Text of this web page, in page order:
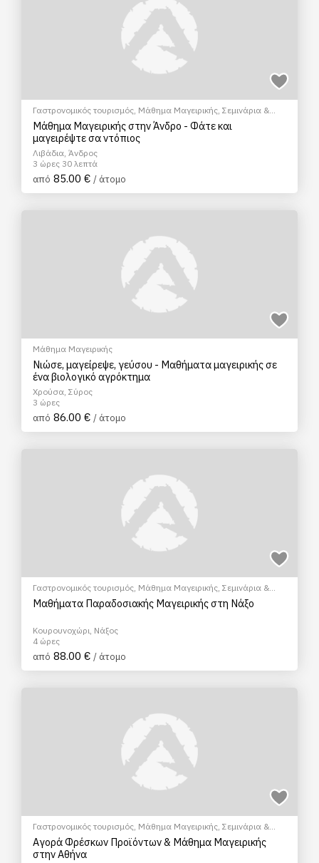
Γαστρονομικός τουρισμός, Μάθημα Μαγειρικής, Σεμινάρια &
Μαθήματα
Μάθημα Μαγειρικής στην Άνδρο - Φάτε και
μαγειρέψτε σα ντόπιος
Λιβάδια, Άνδρος
3 ώρες 30 λεπτά
από 85.00 € / άτομο
Μάθημα Μαγειρικής
Νιώσε, μαγείρεψε, γεύσου - Μαθήματα μαγειρικής σε
ένα βιολογικό αγρόκτημα
Χρούσα, Σύρος
3 ώρες
από 86.00 € / άτομο
Γαστρονομικός τουρισμός, Μάθημα Μαγειρικής, Σεμινάρια &
Μαθήματα
Μαθήματα Παραδοσιακής Μαγειρικής στη Νάξο
Κουρουνοχώρι, Νάξος
4 ώρες
από 88.00 € / άτομο
Γαστρονομικός τουρισμός, Μάθημα Μαγειρικής, Σεμινάρια &
Μαθήματα
Αγορά Φρέσκων Προϊόντων & Μάθημα Μαγειρικής
στην Αθήνα